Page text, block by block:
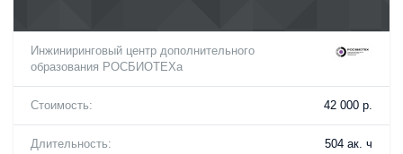
Инжиниринговый центр дополнительного
образования РОСБИОТЕХа
Стоимость: 42 000 р.
Длительность: 504 ак. ч